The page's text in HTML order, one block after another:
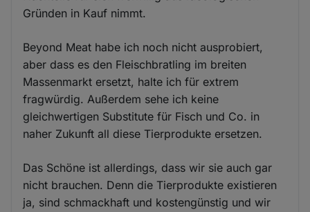
Gründen in Kauf nimmt.
Beyond Meat habe ich noch nicht ausprobiert,
aber dass es den Fleischbratling im breiten
Massenmarkt ersetzt, halte ich für extrem
fragwürdig. Außerdem sehe ich keine
gleichwertigen Substitute für Fisch und Co. in
naher Zukunft all diese Tierprodukte ersetzen.
Das Schöne ist allerdings, dass wir sie auch gar
nicht brauchen. Denn die Tierprodukte existieren
ja, sind schmackhaft und kostengünstig und wir